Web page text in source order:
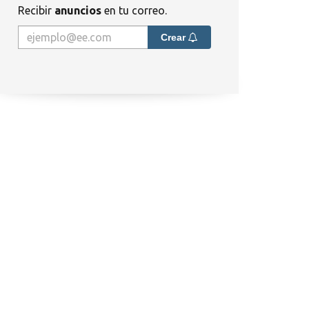
Recibir anuncios en tu correo.
Crear